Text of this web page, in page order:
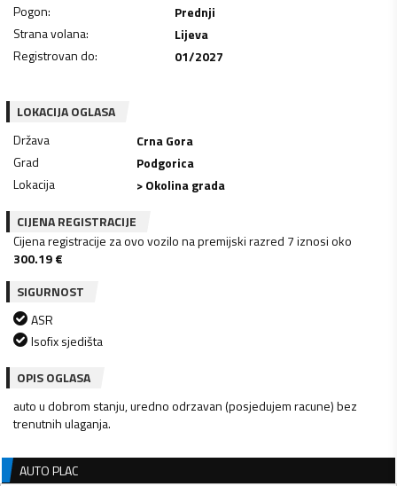
Pogon:
Prednji
Strana volana:
Lijeva
Registrovan do: 01/2027
LOKACIJA OGLASA
Država
Crna Gora
Grad
Podgorica
Lokacija
> Okolina grada
CIJENA REGISTRACIJE
Cijena registracije za ovo vozilo na premijski razred 7 iznosi oko
300.19€
SIGURNOST
ASR
Isofix sjedišta
OPIS OGLASA
auto u dobrom stanju, uredno odrzavan (posjedujem racune) bez
trenutnih ulaganja.
AUTO PLAC